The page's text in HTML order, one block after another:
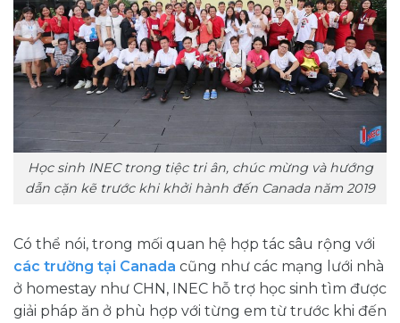
Học sinh INEC trong tiệc tri ân, chúc mừng và hướng
dẫn cặn kẽ trước khi khởi hành đến Canada năm 2019
Có thể nói, trong mối quan hệ hợp tác sâu rộng với
các trường tại Canada cũng như các mạng lưới nhà
ở homestay như CHN, INEC hỗ trợ học sinh tìm được
giải pháp ăn ở phù hợp với từng em từ trước khi đến